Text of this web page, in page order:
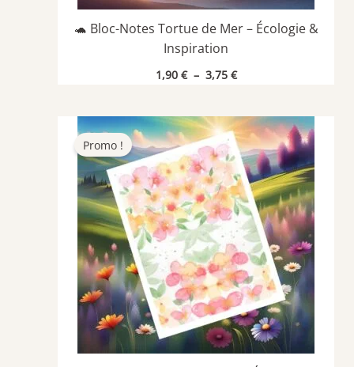
🐢 Bloc-Notes Tortue de Mer – Écologie &
Inspiration
1,90 € – 3,75 €Plage
1,90 €
à
3,75 €
Promo !